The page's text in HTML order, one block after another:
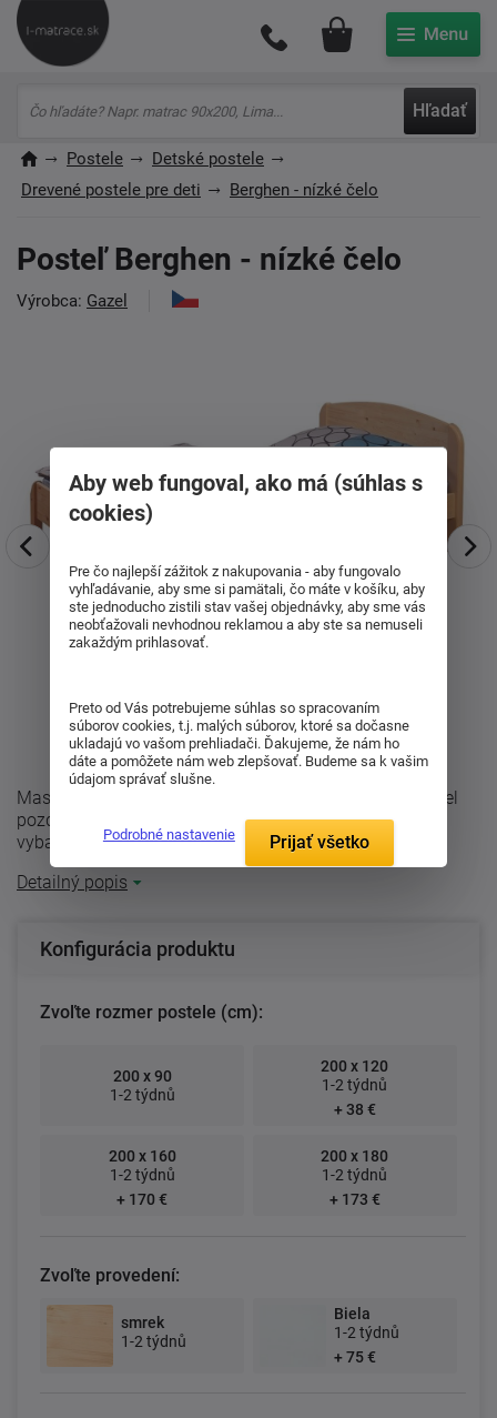
Hľadať
Môj účet
Postele
Detské postele
Drevené postele pre deti
Berghen - nízké čelo
Posteľ Berghen - nízké čelo
Výrobca: Gazel
Masívna posteľ Berghen, ktorá svojimi oblými tvarmi čiel
pozdvihne úroveň vašej spálne, ale je vhodná aj pre
vybavenie interiérov hotelového ...
Detailný popis
Konfigurácia produktu
Zvoľte rozmer postele (cm):
200 x 90
1-2 týdnů
200 x 120
1-2 týdnů
+ 38 €
200 x 160
1-2 týdnů
+ 170 €
200 x 180
1-2 týdnů
+ 173 €
Zvoľte provedení:
smrek
1-2 týdnů
Biela
1-2 týdnů
+ 75 €
Aby web fungoval, ako má (súhlas s
cookies)
Pre čo najlepší zážitok z nakupovania - aby fungovalo
vyhľadávanie, aby sme si pamätali, čo máte v košíku, aby
ste jednoducho zistili stav vašej objednávky, aby sme vás
neobťažovali nevhodnou reklamou a aby ste sa nemuseli
zakaždým prihlasovať.
Preto od Vás potrebujeme súhlas so spracovaním
súborov cookies, t.j. malých súborov, ktoré sa dočasne
ukladajú vo vašom prehliadači. Ďakujeme, že nám ho
dáte a pomôžete nám web zlepšovať. Budeme sa k vašim
údajom správať slušne.
Podrobné nastavenie Prijať všetko